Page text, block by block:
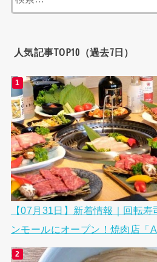
索:
人気記事TOP10（過去7日）
【07月31日】新着情報｜回転
ンモールにオープン！焼肉店「